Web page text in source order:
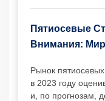
Пятиосевые
Внимания:
Рынок
в 2023 году
и, по прогнозам,